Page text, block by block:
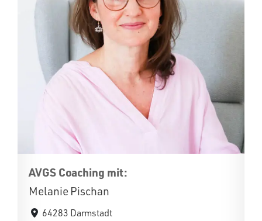
AVGS Coaching mit:
Melanie Pischan
64283 Darmstadt